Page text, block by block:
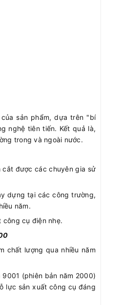
sản phẩm, dựa trên "bí
nghệ tiên tiến. Kết quả là,
trong và ngoài nước.
cắt được các chuyên gia sử
dựng tại các công trường,
năm.
cụ điện nhẹ.
chất lượng qua nhiều năm
(phiên bản năm 2000)
lực sản xuất công cụ đáng